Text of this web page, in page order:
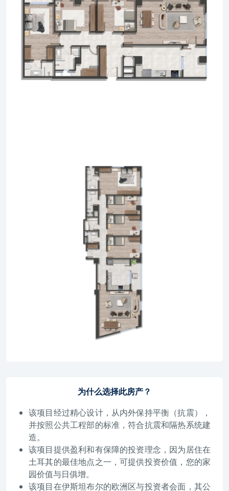
为什么选择此房产？
该项目经过精心设计，从内外保持平衡（抗震），
并按照公共工程部的标准，符合抗震和隔热系统建
造。
该项目提供盈利和有保障的投资理念，因为居住在
土耳其的最佳地点之一，可提供投资价值，您的家
园价值与日俱增。
该项目在伊斯坦布尔的欧洲区与投资者会面，其公